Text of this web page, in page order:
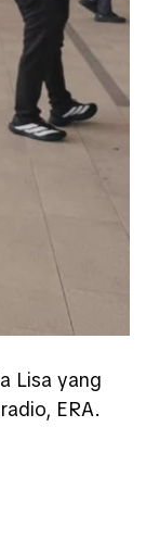
Lisa yang
ERA.